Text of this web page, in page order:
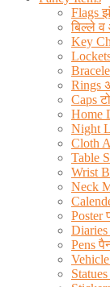
Flags
बिल्ले व
Key
Rings
Caps
Home
Night
Cloth
Table
Wrist
Neck
Poster
Diaries
Pens
Statues